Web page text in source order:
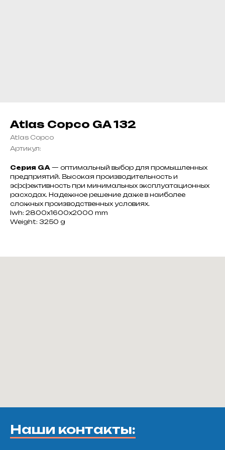
Atlas Copco GA 132
Atlas Copco
Артикул:
Серия GA — оптимальный выбор для промышленных
предприятий. Высокая производительность и
эффективность при минимальных эксплуатационных
расходах. Надежное решение даже в наиболее
сложных производственных условиях.
lwh: 2800x1600x2000 mm
Weight: 3250 g
Наши контакты: